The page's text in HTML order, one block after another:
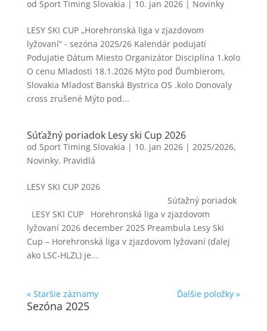
od Sport Timing Slovakia | 10. jan 2026| Novinky
LESY SKI CUP „Horehronská liga v zjazdovom
lyžovaní“ - sezóna 2025/26 Kalendár podujatí
Podujatie Dátum Miesto Organizátor Disciplína 1.kolo
O cenu Mladosti 18.1.2026 Mýto pod Ďumbierom,
Slovakia Mladosť Banská Bystrica OS .kolo Donovaly
cross zrušené Mýto pod...
Súťažný poriadok Lesy ski Cup 2026
od Sport Timing Slovakia | 10. jan 2026| 2025/2026,
Novinky, Pravidlá
LESY SKI CUP 2026
Súťažný poriadok
LESY SKI CUP Horehronská liga v zjazdovom
lyžovaní 2026 december 2025 Preambula Lesy Ski
Cup – Horehronská liga v zjazdovom lyžovaní (ďalej
ako LSC-HLZL) je...
« Staršie záznamy Ďalšie položky »
Sezóna 2025